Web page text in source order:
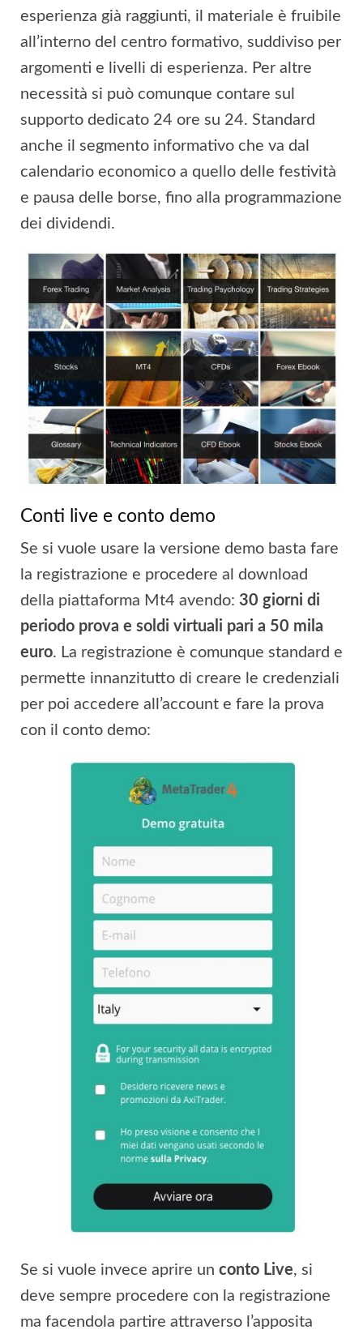
esperienza già raggiunti, il materiale è fruibile
all’interno del centro formativo, suddiviso per
argomenti e livelli di esperienza. Per altre
necessità si può comunque contare sul
supporto dedicato 24 ore su 24. Standard
anche il segmento informativo che va dal
calendario economico a quello delle festività
e pausa delle borse, fino alla programmazione
dei dividendi.
Conti live e conto demo
Se si vuole usare la versione demo basta fare
la registrazione e procedere al download
della piattaforma Mt4 avendo: 30 giorni di
periodo prova e soldi virtuali pari a 50 mila
euro. La registrazione è comunque standard e
permette innanzitutto di creare le credenziali
per poi accedere all’account e fare la prova
con il conto demo:
Se si vuole invece aprire un conto Live, si
deve sempre procedere con la registrazione
ma facendola partire attraverso l’apposita